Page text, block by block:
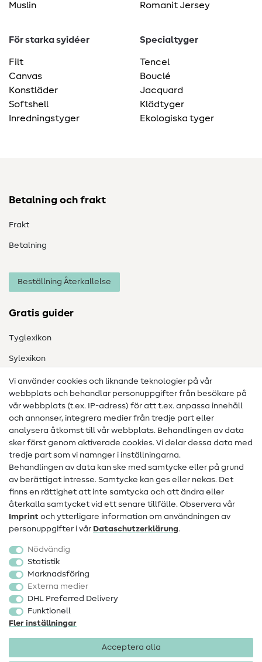
Muslin
Romanit Jersey
För starka syidéer
Filt
Canvas
Konstläder
Softshell
Inredningstyger
Specialtyger
Tencel
Bouclé
Jacquard
Klädtyger
Ekologiska tyger
Betalning och frakt
Frakt
Betalning
Beställning Återkallelse
Gratis guider
Tyglexikon
Sylexikon
Sömnadsinstruktioner
Hjälp & kontakt
Kontakt
Information om byte av operatör
FAQ
Ångerrätt
Populärt
Sytillbehör
Rea
Vi använder cookies och liknande teknologier på vår
webbplats och behandlar personuppgifter från besökare på
vår webbplats (t.ex. IP-adress) för att t.ex. anpassa innehåll
och annonser, integrera medier från tredje part eller
analysera åtkomst till vår webbplats. Behandlingen av data
sker först genom aktiverade cookies. Vi delar dessa data med
tredje part som vi namnger i inställningarna.
Behandlingen av data kan ske med samtycke eller på grund
av berättigat intresse. Samtycke kan ges eller nekas. Det
finns en rättighet att inte samtycka och att ändra eller
återkalla samtycket vid ett senare tillfälle. Observera vår
Imprint och ytterligare information om användningen av
personuppgifter i vår Data­schutz­erklärung.
Nödvändig
Statistik
Marknadsföring
Externa medier
DHL Preferred Delivery
Funktionell
Fler inställningar
Acceptera alla
Företagsinformation
Dataskydd Allmänna villkor